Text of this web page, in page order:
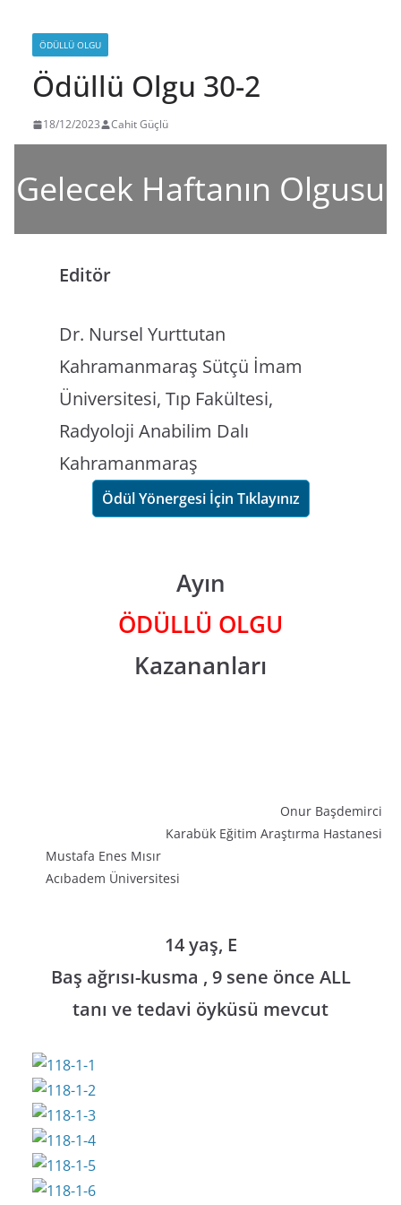
ÖDÜLLÜ OLGU
Ödüllü Olgu 30-2
18/12/2023 Cahit Güçlü
Gelecek Haftanın Olgusu
Editör
Dr. Nursel Yurttutan
Kahramanmaraş Sütçü İmam
Üniversitesi, Tıp Fakültesi,
Radyoloji Anabilim Dalı
Kahramanmaraş
Ödül Yönergesi İçin Tıklayınız
Ayın
ÖDÜLLÜ OLGU
Kazananları
Onur Başdemirci
Karabük Eğitim Araştırma Hastanesi
Mustafa Enes Mısır
Acıbadem Üniversitesi
14 yaş, E
Baş ağrısı-kusma , 9 sene önce ALL
tanı ve tedavi öyküsü mevcut